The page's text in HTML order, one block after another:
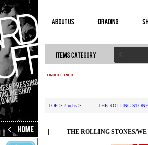
TOP > 7inchs > THE ROLLING
THE ROLLING STONES/